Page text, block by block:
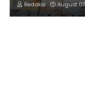
Redaksi August